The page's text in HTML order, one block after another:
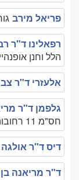
פריאל מירב
רפאלינו ד"ר
הלל וחנן אופנהיימר 7 רחובות ,
אלעזרי ד"ר
גלפמן ד"ר
חס"מ 11 רחובות , 089491339
דיס ד"ר אולגה
ד"ר מריאנה בן